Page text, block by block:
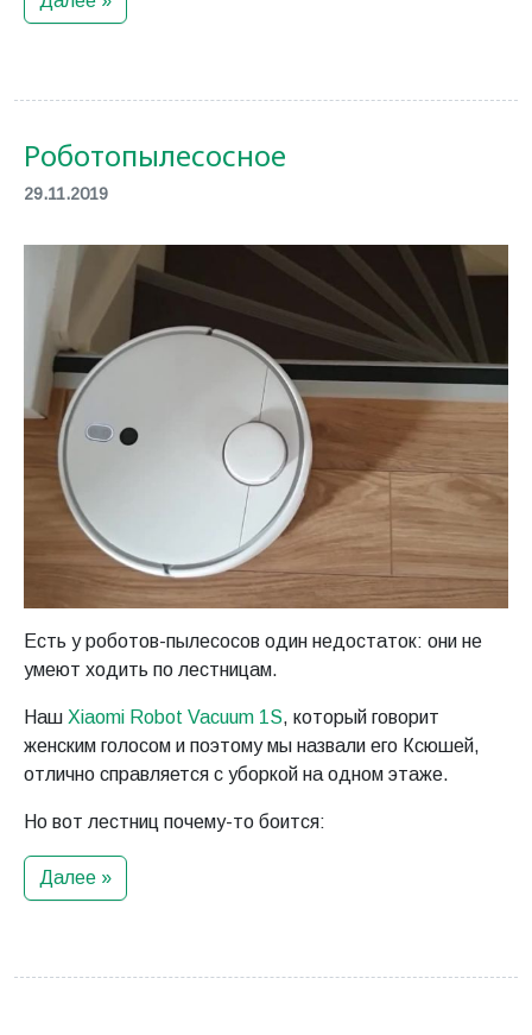
Роботопылесосное
29.11.2019
Есть у роботов-пылесосов один недостаток: они не
умеют ходить по лестницам.
Наш Xiaomi Robot Vacuum 1S, который говорит
женским голосом и поэтому мы назвали его Ксюшей,
отлично справляется с уборкой на одном этаже.
Но вот лестниц почему-то боится:
Далее »